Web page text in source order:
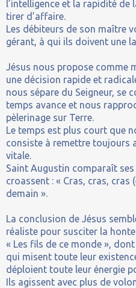
l’intelligence et la rapidité
tirer d’affaire.
Les débiteurs de son maître
gérant, à qui ils doivent une
Jésus nous propose comme
une décision rapide et
nous sépare du Seigneur, se
temps avance et nous
pèlerinage sur Terre.
Le temps est plus court que
consiste à remettre toujours
vitale.
Saint Augustin comparaît
croassent : « Cras, cras, cras
demain ».
La conclusion de Jésus
réaliste pour susciter la honte
« Les fils de ce monde »,
qui misent toute leur
déploient toute leur énergie
Ils agissent avec plus de